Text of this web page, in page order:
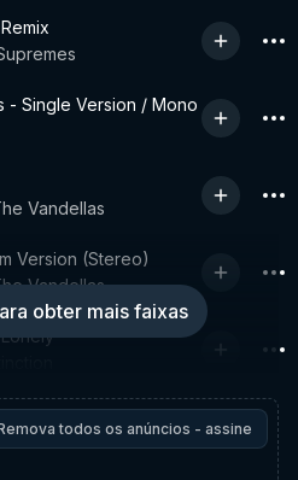
- Single Version / Mono
Vandellas
obter mais faixas
Version (Stereo)
Vandellas
todos os anúncios - assine